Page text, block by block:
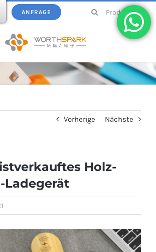
ANFRAGE
Suchen
Adapter
Vorherige Nächste
Holz-
Ladegerät